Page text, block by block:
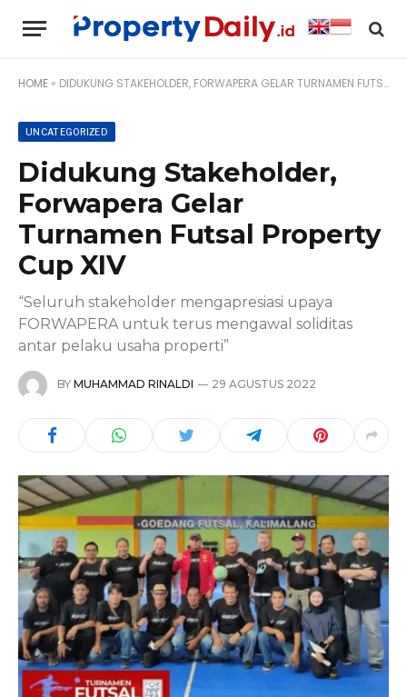
HOME » DIDUKUNG STAKEHOLDER, FORWAPERA GELAR TURNAMEN FUTSAL PROPERTY CUP XIV
UNCATEGORIZED
Didukung Stakeholder,
Forwapera Gelar
Turnamen Futsal Property
Cup XIV
“Seluruh stakeholder mengapresiasi upaya
FORWAPERA untuk terus mengawal soliditas
antar pelaku usaha properti”
BY MUHAMMAD RINALDI 29 AGUSTUS 2022